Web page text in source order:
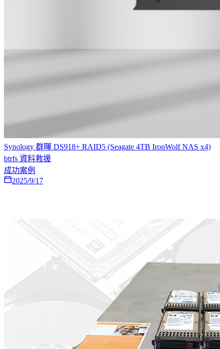
Synology 群暉 DS918+ RAID5 (Seagate 4TB IronWolf NAS x4)
btrfs 資料救援
成功案例
2025/9/17